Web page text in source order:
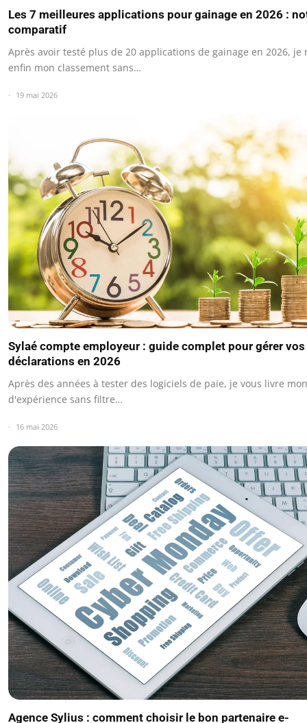
Les 7 meilleures applications pour gainage en 2026 :
comparatif
Après avoir testé plus de 20 applications de gainage en 2026, je
enfin mon classement sans…
19 mai 2026
Sylaé compte employeur : guide complet pour gérer vos
déclarations en 2026
Après des années à tester des logiciels de paie, je vous livre
d'expérience sans filtre…
16 mai 2026
Agence Sylius : comment choisir le bon partenaire e-